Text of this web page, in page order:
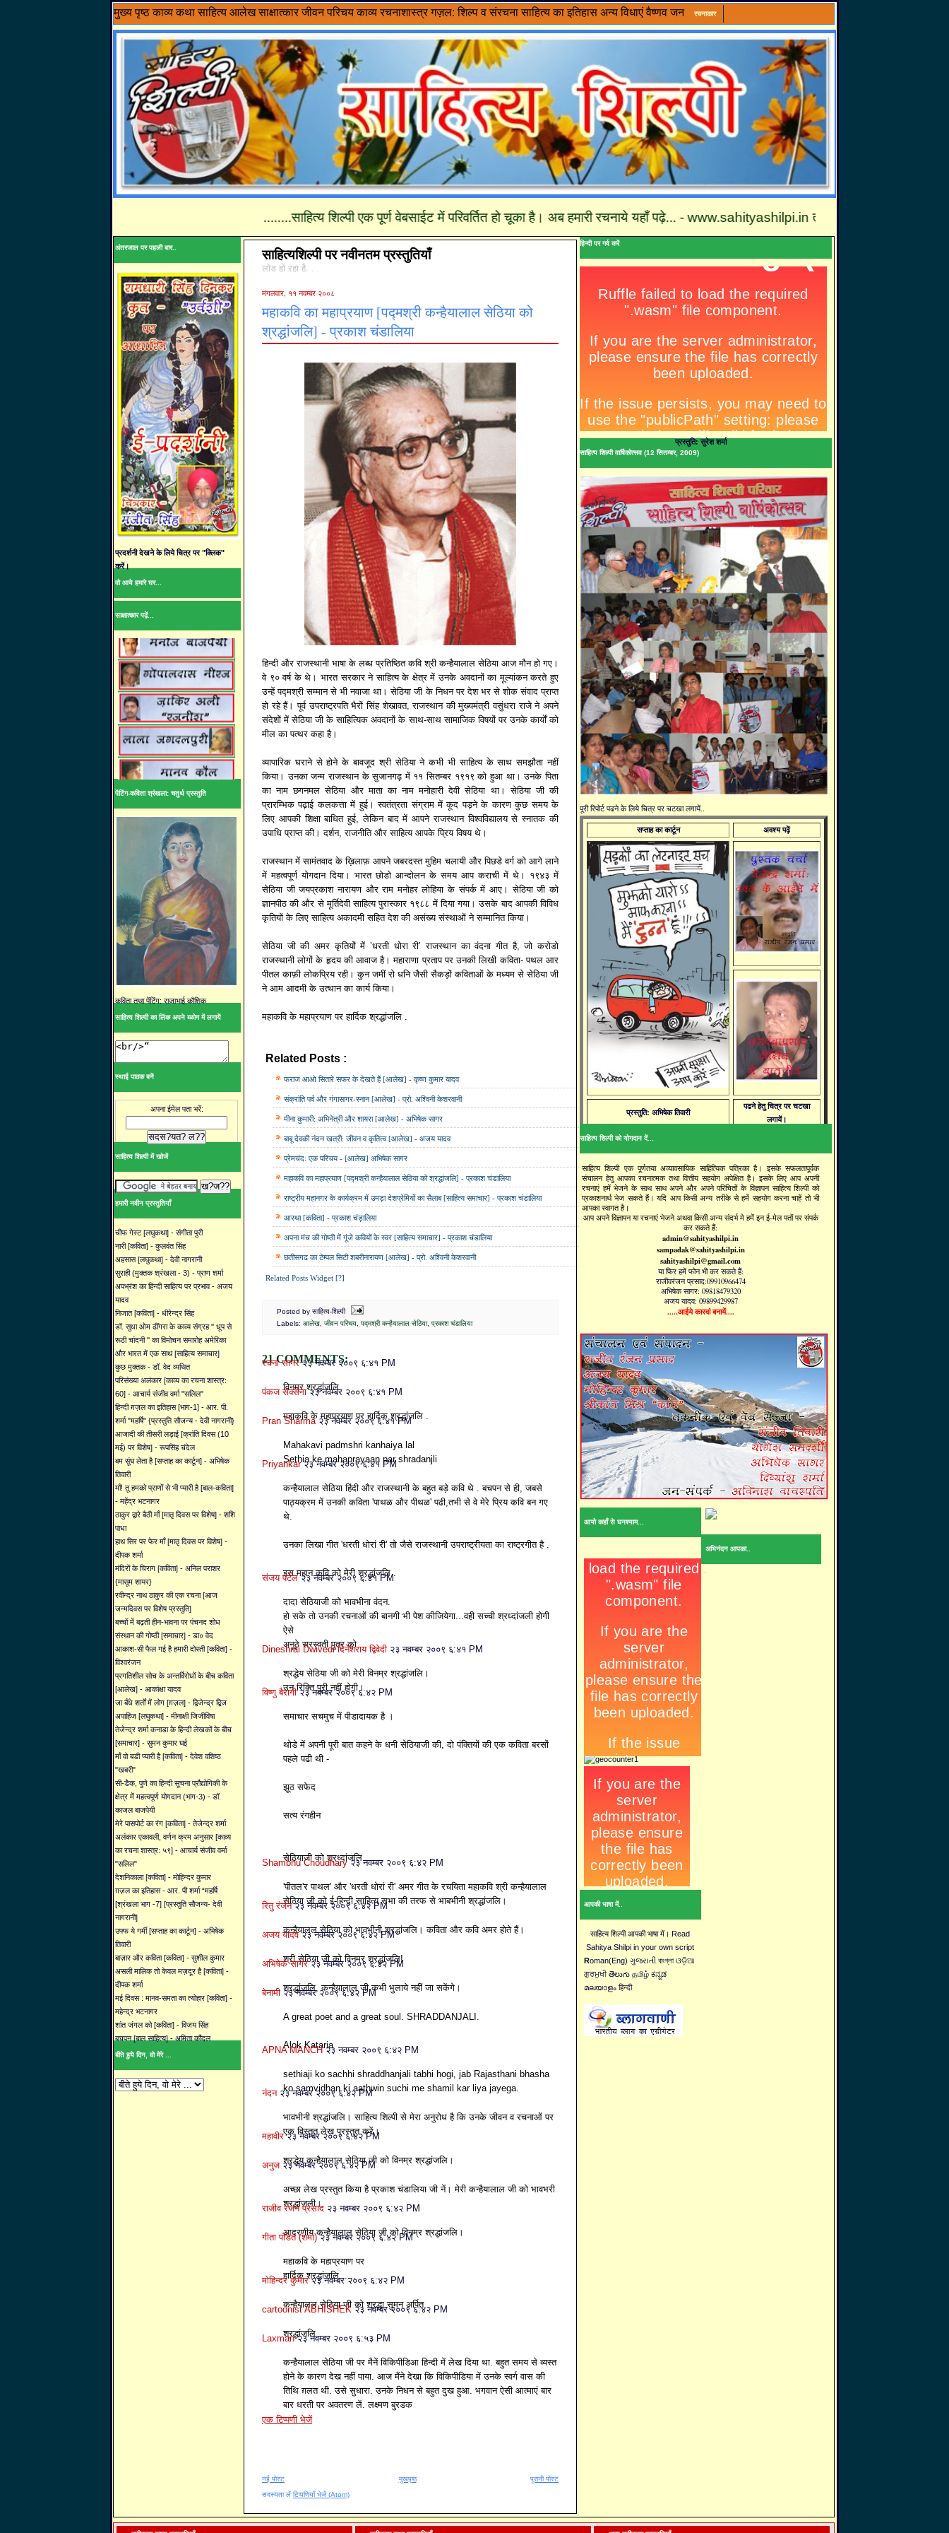
मुख्य पृष्ठ काव्य कथा साहित्य आलेख साक्षात्कार जीवन परिचय काव्य रचनाशास्त्र गज़ल: शिल्प व संरचना साहित्य का इतिहास अन्य विधाएं वैष्णव जन रचनाकार
........साहित्य शिल्पी एक पूर्ण वेबसाईट में परिवर्तित हो चूका है। अब हमारी रचनाये यहाँ पढ़े... - www.sahityashilpi.in तथा कृपया हमें अपनी
अंतरजाल पर पहली बार..
प्रदर्शनी देखने के लिये चित्र पर "क्लिक"
करें।
वो आये हमारे घर...
साक्षात्कार पढ़ें...
पेंटिंग-कविता श्रंखला: चतुर्थ प्रस्तुति
कविता तथा पेंटिंग: राजाभाई कौशिक
साहित्य शिल्पी का लिंक अपने ब्ळोग में लगायें
स्थाई पाठक बनें
अपना ईमेल पता भरें:
साहित्य शिल्पी में खोजें
हमारी नवीन प्रस्तुतियाँ
चीफ गेस्ट [लघुकथा] - संगीता पुरी
नारी [कविता] - कुलवंत सिंह
अहसास [लघुकथा] - देवी नागरानी
सुराही (मुक्तक श्रंखला - 3) - प्राण शर्मा
अपभ्रंश का हिन्दी साहित्य पर प्रभाव - अजय
यादव
निजात [कविता] - धीरेन्द्र सिंह
डॉ. सुधा ओम ढींगरा के काव्य संग्रह '' धूप से
रूठी चांदनी '' का विमोचन समारोह अमेरिका
और भारत में एक साथ [साहित्य समाचार]
कुछ मुक्तक - डॉ. वेद व्यथित
परिसंख्या अलंकार [काव्य का रचना शास्त्र:
60] - आचार्य संजीव वर्मा "सलिल"
हिन्दी ग़ज़ल का इतिहास [भाग-1] - आर. पी.
शर्मा "महर्षि" {प्रस्तुति सौजन्य - देवी नागरानी}
आजादी की तीसरी लड़ाई [क्रांति दिवस (10
मई) पर विशेष] - रूपसिंह चंदेल
बम सूंघ लेता है [सप्ताह का कार्टून] - अभिषेक
तिवारी
माँ! तू हमको प्राणों से भी प्यारी है [बाल-कविता]
- महेंद्र भटनागर
ठाकुर द्वारे बैठी माँ [मातृ दिवस पर विशेष] - शशि
पाधा
हाथ सिर पर फेर माँ [मातृ दिवस पर विशेष] -
दीपक शर्मा
मंदिरों के चिराग [कविता] - अनिल पराशर
{मासूम शायर}
रवीन्द्र नाथ ठाकुर की एक रचना [आज
जन्मदिवस पर विशेष प्रस्तुति]
बच्चों में बढ़ती हीन-भावना पर पंचनद शोध
संस्थान की गोष्ठी [समाचार] - डा० वेद
आकाश-सी फैल गई है हमारी दोस्ती [कविता] -
विश्वरंजन
प्रगतिशील सोच के अन्तर्विरोधों के बीच कविता
[आलेख] - आकांक्षा यादव
जा बँधे शर्तों में लोग [ग़ज़ल] - द्विजेन्द्र द्विज
अपाहिज [लघुकथा] - मीनाक्षी जिजीविषा
तेजेन्द्र शर्मा कनाडा के हिन्दी लेखकों के बीच
[समाचार] - सुमन कुमार घई
माँ वो बडी प्यारी है [कविता] - देवेश वशिष्ठ
"खबरी"
सी-डैक, पुणे का हिन्दी सूचना प्रौद्योगिकी के
क्षेत्र में महत्वपूर्ण योगदान (भाग-3) - डॉ.
काजल बाजपेयी
मेरे पासपोर्ट का रंग [कविता] - तेजेन्द्र शर्मा
अलंकार एकावली, वर्णन क्रम अनुसार [काव्य
का रचना शास्त्र: ५९] - आचार्य संजीव वर्मा
"सलिल"
देशनिकाला [कविता] - मोहिन्दर कुमार
ग़ज़ल का इतिहास - आर. पी शर्मा “महर्षि
[श्रंखला भाग -7] [प्रस्तुति सौजन्य- देवी
नागरानी]
उफ्फ ये गर्मी [सप्ताह का कार्टून] - अभिषेक
तिवारी
बाज़ार और कविता [कविता] - सुशील कुमार
असली मालिक तो केवल मज़दूर है [कविता] -
दीपक शर्मा
मई दिवस : मानव-समता का त्योहार [कविता] -
महेन्द्र भटनागर
शांत जंगल को [कविता] - विजय सिंह
बचपन [बाल साहित्य] - अमिता कौंदल
बीते हुये दिन, वो मेरे ...
साहित्यशिल्पी पर नवीनतम प्रस्तुतियाँ
लोड हो रहा है. . .
मंगलवार, ११ नवम्बर २००८
महाकवि का महाप्रयाण [पद्मश्री कन्हैयालाल सेठिया को
श्रद्धांजलि] - प्रकाश चंडालिया
हिन्दी और राजस्थानी भाषा के लब्ध प्रतिष्ठित कवि श्री कन्हैयालाल सेठिया आज मौन हो गए।
वे ९० वर्ष के थे। भारत सरकार ने साहित्य के क्षेत्र में उनके अवदानों का मूल्यांकन करते हुए
उन्हें पद्मश्री सम्मान से भी नवाजा था। सेठिया जी के निधन पर देश भर से शोक संवाद प्राप्त
हो रहे हैं। पूर्व उपराष्ट्रपति भैरों सिंह शेखावत, राजस्थान की मुख्यमंत्री वसुंधरा राजे ने अपने
संदेशों में सेठिया जी के साहित्यिक अवदानों के साथ-साथ सामाजिक विषयों पर उनके कार्यों को
मील का पत्थर कहा है।
व्यापारिक घराने से होने के बावजूद श्री सेठिया ने कभी भी साहित्य के साथ समझौता नहीं
किया। उनका जन्म राजस्थान के सुजानगढ़ में ११ सितम्बर १९१९ को हुआ था। उनके पिता
का नाम छगनमल सेठिया और माता का नाम मनोहारी देवी सेठिया था। सेठिया जी की
प्रारम्भिक पढ़ाई कलकत्ता में हुई। स्वतंत्रता संग्राम में कूद पड़ने के कारण कुछ समय के
लिए आपकी शिक्षा बाधित हुई, लेकिन बाद में आपने राजस्थान विश्वविद्यालय से स्नातक की
उपाधि प्राप्त की। दर्शन, राजनीति और साहित्य आपके प्रिय विषय थे।
राजस्थान में सामंतवाद के ख़िलाफ़ आपने जबरदस्त मुहिम चलायी और पिछडे वर्ग को आगे लाने
में महत्वपूर्ण योगदान दिया। भारत छोडो आन्दोलन के समय आप कराची में थे। १९४३ में
सेठिया जी जयप्रकाश नारायण और राम मनोहर लोहिया के संपर्क में आए। सेठिया जी को
ज्ञानपीठ की और से मूर्तिदेवी साहित्य पुरास्कार १९८८ में दिया गया। उसके बाद आपकी विविध
कृतियों के लिए साहित्य अकादमी सहित देश की असंख्य संस्थाओं ने सम्मानित किया।
सेठिया जी की अमर कृतियों में ’धरती धोरा री’ राजस्थान का वंदना गीत है, जो करोडो
राजस्थानी लोगों के हृदय की आवाज है। महाराणा प्रताप पर उनकी लिखी कविता- पथल आर
पीतल काफ़ी लोकप्रिय रही। कुन जमीं रो धनि जैसी सैकड़ों कविताओं के मध्यम से सेठिया जी
ने आम आदमी के उत्थान का कार्य किया।
महाकवि के महाप्रयाण पर हार्दिक श्रद्धांजलि .
Related Posts :
फराज आओ सितारे सफर के देखते हैं [आलेख] - कृष्ण कुमार यादव
संक्रांति पर्व और गंगासागर-स्नान [आलेख] - प्रो. अश्विनी केशरवानी
मीना कुमारी: अभिनेत्री और शायरा [आलेख] - अभिषेक सागर
बाबू देवकी नंदन खत्री: जीवन व कृतित्व [आलेख] - अजय यादव
प्रेमचंद: एक परिचय - [आलेख] अभिषेक सागर
महाकवि का महाप्रयाण [पद्मश्री कन्हैयालाल सेठिया को श्रद्धांजलि] - प्रकाश चंडालिया
राष्ट्रीय महानगर के कार्यक्रम में उमड़ा देशप्रेमियों का सैलाब [साहित्य समाचार] - प्रकाश चंडालिया
आस्था [कविता] - प्रकाश चंड़ालिया
अपना मंच की गोष्ठी में गूंजे कवियों के स्वर [साहित्य समाचार] - प्रकाश चंडालिया
छतीसगढ का टेम्पल सिटी शबरीनारायण [आलेख] - प्रो. अश्विनी केशरवानी
Related Posts Widget [?]
Posted by साहित्य-शिल्पी
Labels: आलेख जीवन परिचय पद्मश्री कन्हैयालाल सेठिया, प्रकाश चंडालिया
21 COMMENTS:
रचना सागर २३ नवम्बर २००९ ६:४१ PM
विनम्र श्रद्धांजलि
पंकज सक्सेना२३ नवम्बर २००९ ६:४१ PM
महाकवि के महाप्रयाण पर हार्दिक श्रद्धांजलि .
Pran Sharma २३ नवम्बर २००९ ६:४१ PM
Mahakavi padmshri kanhaiya lal
Sethia ke mahaprayaan par shradanjli
Priyankar २३ नवम्बर २००९ ६:४१ PM
कन्हैयालाल सेठिया हिंदी और राजस्थानी के बहुत बड़े कवि थे . बचपन से ही, जबसे
पाठ्यक्रम में उनकी कविता 'पाथळ और पीथळ' पढी,तभी से वे मेरे प्रिय कवि बन गए
थे.
उनका लिखा गीत 'धरती धोरां री' तो जैसे राजस्थानी उपराष्ट्रीयता का राष्ट्रगीत है .
इस महान कवि को मेरी श्रद्धांजलि .
संजय पटेल २३ नवम्बर २००९ ६:४१ PM
दादा सेठियाजी को भावभीना वंदन.
हो सके तो उनकी रचनाओं की बानगी भी पेश कीजियेगा...वही सच्ची श्रध्दांजली होगी
ऐसे
अनूठे सरस्वती पुत्र को.
Dineshrai Dwivedi दिनेशराय द्विवेदी २३ नवम्बर २००९ ६:४१ PM
श्रद्धेय सेठिया जी को मेरी विनम्र श्रद्धांजलि।
उन रिक्ति पूरी नहीं होगी।
विष्‍णु बैरागी २३ नवम्बर २००९ ६:४२ PM
समाचार सचमुच में पीडादायक है ।
थोडे में अपनी पूरी बात कहने के धनी सेठियाजी की, दो पंक्तियों की एक कविता बरसों
पहले पढी थी -
झूठ सफेद
सत्‍य रंगहीन
सेठियाजी को श्रध्‍दांजलि
Shambhu Choudhary २३ नवम्बर २००९ ६:४२ PM
'पीतल'र पाथल' और 'धरती धोरां री' अमर गीत के रचयिता महाकवि श्री कन्हैयालाल
सेठिया जी को ई-हिन्दी साहित्य सभा की तरफ से भाबभीनी श्रद्धांजलि।
रितु रंजन २३ नवम्बर २००९ ६:४२ PM
कन्हैयालल सेठिया को भावभीनी श्रद्धांजलि। कविता और कवि अमर होते हैं।
अजय यादव २३ नवम्बर २००९ ६:४२ PM
श्री सेठिया जी को विनम्र श्रद्धांजलि!
अभिषेक सागर २३ नवम्बर २००९ ६:४२ PM
श्रद्धांजलि, कन्हैयालाल जी कभी भुलाये नहीं जा सकेंगे।
बेनामी २३ नवम्बर २००९ ६:४२ PM
A great poet and a great soul. SHRADDANJALI.
Alok Kataria
APNA MANCH २३ नवम्बर २००९ ६:४२ PM
sethiaji ko sachhi shraddhanjali tabhi hogi, jab Rajasthani bhasha
ko samvidhan ki aathwin suchi me shamil kar liya jayega.
नंदन २३ नवम्बर २००९ ६:४२ PM
भावभीनी श्रद्धांजलि। साहित्य शिल्पी से मेरा अनुरोध है कि उनके जीवन व रचनाओं पर
एक विस्तृत लेख प्रस्तुत करें।
महावीर २३ नवम्बर २००९ ६:४२ PM
श्रद्धेय कन्हैयालाल सेठिया जी को विनम्र श्रद्धांजलि।
अनुज २३ नवम्बर २००९ ६:४२ PM
अच्छा लेख प्रस्तुत किया है प्रकाश चंडालिया जी नें। मेरी कन्हैयालाल जी को भावभरी
श्रद्धांजली।
राजीव रंजन प्रसाद २३ नवम्बर २००९ ६:४२ PM
आदरणीय कन्हैयालाल सेठिया जी को विनम्र श्रद्धांजलि।
गीता पंडित (शमा) २३ नवम्बर २००९ ६:४२ PM
महाकवि के महाप्रयाण पर
हार्दिक श्रद्धांजलि .....
मोहिन्दर कुमार २३ नवम्बर २००९ ६:४२ PM
कन्हैयालल सेठिया जी को श्रद्धा सुमन अर्पित
cartoonist ABHISHEK २३ नवम्बर २००९ ६:४२ PM
श्रद्धांजलि .
Laxman २३ नवम्बर २००९ ६:५३ PM
कन्हैयालाल सेठिया जी पर मैनें विकिपीडिआ हिन्दी में लेख दिया था. बहुत समय से व्यस्त
होने के कारण देख नहीं पाया. आज मैंने देखा कि विकिपीडिया में उनके स्वर्ग वास की
तिथि ग़लत थी. उसे सुधारा. उनके निधन से बहुत दुख हुआ. भगवान ऐसी आत्माएं बार
बार धरती पर अवतरण लें. लक्ष्मण बुरडक
एक टिप्पणी भेजें
नई पोस्ट पुरानी पोस्ट
मुखपृष्ठ
सदस्यता लें टिप्पणियाँ भेजें (Atom)
हिन्दी पर गर्व करें
प्रस्तुति: सुरेश शर्मा
साहित्य शिल्पी वार्षिकोत्सव (12 सितम्बर, 2009)
पूरी रिपोर्ट पढने के लिये चित्र पर चटखा लगायें..
सप्ताह का कार्टून अवश्य पढ़ें
प्रस्तुति: अभिषेक तिवारी
पढने हेतु चित्र पर चटखा
लगायें।
साहित्य शिल्पी को योगदान दें...
साहित्य शिल्पी एक पूर्णतया अव्यावसायिक साहित्यिक पत्रिका है। इसके सफलतापूर्वक
संचालन हेतु आपका रचनात्मक तथा वित्तीय सहयोग अपेक्षित है। इसके लिए आप अपनी
रचनाएं हमें भेजने के साथ साथ अपने और अपने परिचितों के विज्ञापन साहित्य शिल्पी को
प्रकाशनार्थ भेज सकते हैं। यदि आप किसी अन्य तरीके से हमें सहयोग करना चाहें तो भी
आपका स्वागत है।
आप अपने विज्ञापन या रचनाएं भेजने अथवा किसी अन्य संदर्भ मे हमें इन ई-मेल पतों पर संपर्क
कर सकते हैं:
admin@sahityashilpi.in
sampadak@sahityashilpi.in
sahityashilpi@gmail.com
या फिर हमें फोन भी कर सकते हैं:
राजीवरंजन प्रसाद:09910966474
अभिषेक सागर: 09818479320
अजय यादव: 09899429987
.....आईये कारवां बनायें....
आयो कहाँ से घनश्याम...
आपकी भाषा में..
साहित्य शिल्पी आपकी भाषा में। Read
Sahitya Shilpi in your own script
Roman(Eng) ગુજરાતી বাংগ্লা ଓଡ଼ିଆ
ਗੁਰਮੁਖੀ తెలుగు தமிழ் ಕನ್ನಡ
മലയാളം हिन्दी
अभिनंदन आपका..